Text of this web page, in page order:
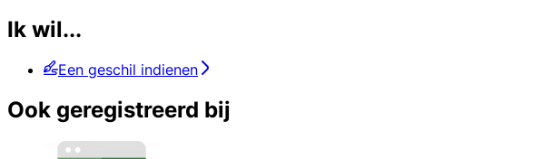
Ik wil...
Een geschil indienen
Ook geregistreerd bij